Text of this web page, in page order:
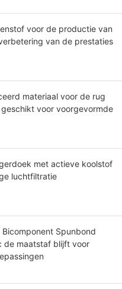
voor de productie van
van de prestaties
materiaal voor de rug
voor voorgevormde
met actieve koolstof
luchtfiltratie
Bicomponent Spunbond
de maatstaf blijft voor